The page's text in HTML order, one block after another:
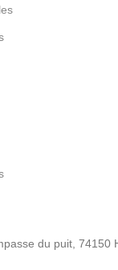
du puit, 74150